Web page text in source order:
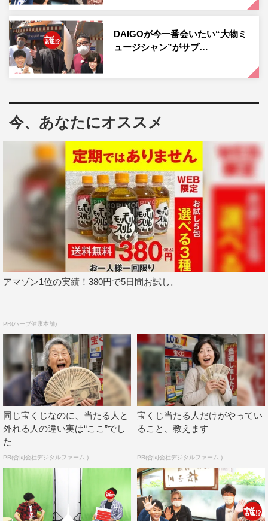
の上に、ぶどうが1房乗った姿を見て「うそやん！ これ
はやりすぎや！」と圧倒される浜田に対し、相方は「イン
スタで見たのこれです!!」と大興奮。一同が驚きを隠せな
い中、「昴生、中に何が入ってるか分からんから全部食べ
既に満腹で限界寸前の昴生はなんとか気合で食べ進める
が、なかなかペースが上がらない。そこで、見かねた亜生
最近ハマっているというある調味料を用意するが、その組
み合わせに昴生がブチギレする。
続いても“国民の嫁”の相方がやりたいこと「浜田さんが愛
する大阪のコロッケを食べたい」を実現。大のコロッケ好
きだという相方が『ごぶごぶ』ではおなじみの「中村屋」
のコロッケを食べたいということで、ツートライブが紹介
する。
され、周平魂は「ごぶごぶ丸出しのロケです！」と気合十
分でリポートする。
『ごぶごぶ』
MBS
2021年10月12日（火）後11・56～深0・53
この記事の写真
DAIGOが今一番会いたい“大物ミ
ュージシャン”がサプ…
今、あなたにオススメ
アマゾン1位の実績！380円で5日間お試し。
PR(ハーブ健康本舗)
同じ宝くじなのに、当たる人と
外れる人の違い実は“ここ”でし
た
PR(合同会社デジタルファーム )
宝くじ当たる人だけがやってい
ること、教えます
PR(合同会社デジタルファーム )